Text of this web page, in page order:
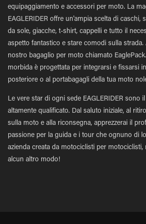
equipaggiamento e accessori per moto. La
EAGLERIDER offre un'ampia scelta di caschi,
da sole, giacche, t-shirt, cappelli e tutto il
aspetto fantastico e stare comodi sulla
nostro bagaglio per moto chiamato
morbida è progettata per integrarsi e fissarsi
posteriore o al portabagagli della tua moto
Le vere star di ogni sede EAGLERIDER sono
altamente qualificato. Dal saluto iniziale, al
sulla moto e alla riconsegna, apprezzerai il
passione per la guida e i tour che ognuno di
azienda creata da motociclisti per
alcun altro modo!